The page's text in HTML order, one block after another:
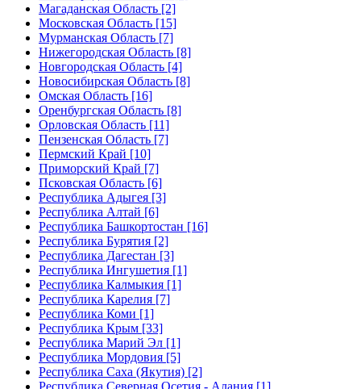
Магаданская Область [2]
Московская Область [15]
Мурманская Область [7]
Нижегородская Область [8]
Новгородская Область [4]
Новосибирская Область [8]
Омская Область [16]
Оренбургская Область [8]
Орловская Область [11]
Пензенская Область [7]
Пермский Край [10]
Приморский Край [7]
Псковская Область [6]
Республика Адыгея [3]
Республика Алтай [6]
Республика Башкортостан [16]
Республика Бурятия [2]
Республика Дагестан [3]
Республика Ингушетия [1]
Республика Калмыкия [1]
Республика Карелия [7]
Республика Коми [1]
Республика Крым [33]
Республика Марий Эл [1]
Республика Мордовия [5]
Республика Саха (Якутия) [2]
Республика Северная Осетия - Алания [1]